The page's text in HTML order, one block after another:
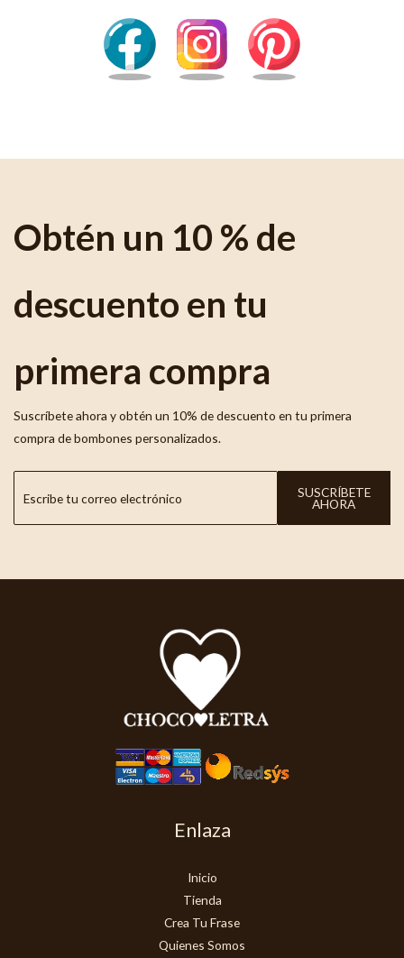
Obtén un 10 % de
descuento en tu
primera compra
Suscríbete ahora y obtén un 10% de descuento en tu primera
compra de bombones personalizados.
SUSCRÍBETE
AHORA
Enlaza
Inicio
Tienda
Crea Tu Frase
Quienes Somos